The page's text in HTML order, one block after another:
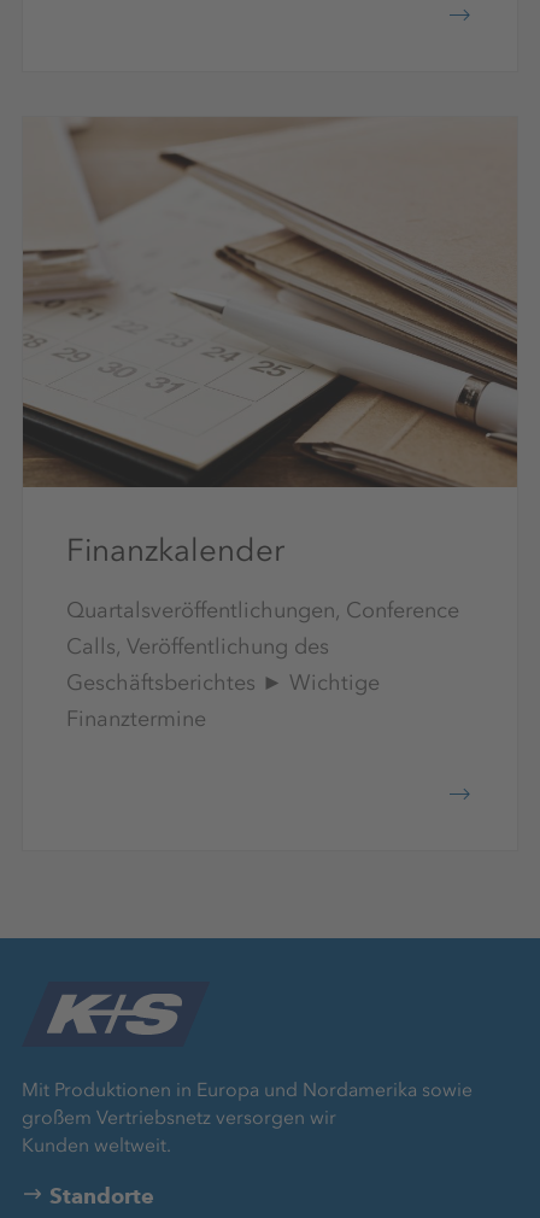
Finanzkalender
Quartalsveröffentlichungen, Conference
Calls, Veröffentlichung des
Geschäftsberichtes ► Wichtige
Finanztermine
Mit Produktionen in Europa und Nordamerika sowie
großem Vertriebsnetz versorgen wir
Kunden weltweit.
Standorte